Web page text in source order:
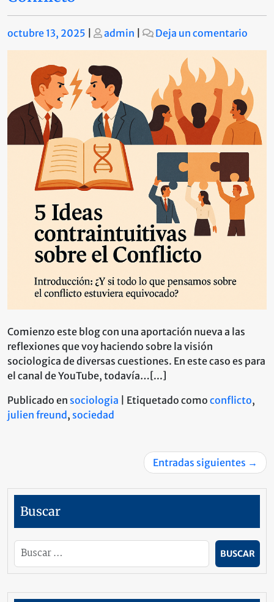
Publicado
octubre 13, 2025 Publicado
admin Deja un comentario
5
sobre
el
Comienzo este blog con una aportación nueva a las
reflexiones que voy haciendo sobre la visión
sociologica de diversas cuestiones. En este caso es para
el canal de YouTube, todavía…[...]
Publicado en sociologia Etiquetado como conflicto,
julien freund , sociedad
entradas
Entradas siguientes
Buscar